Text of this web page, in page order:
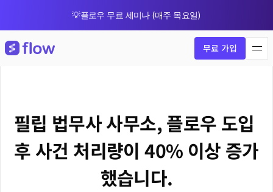
💡플로우 무료 세미나 (매주 목요일)
무료 가입
필립 법무사 사무소, 플로우 도입
후 사건 처리량이 40% 이상 증가
했습니다.